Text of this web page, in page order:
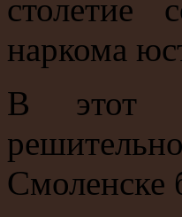
столетие
наркома
В этот
Смоленске